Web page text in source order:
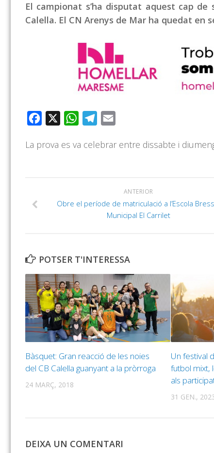
El campionat s’ha disputat aquest cap
Calella. El CN Arenys de Mar ha quedat en
Facebook WhatsAppTelegram
La prova es va celebrar entre dissabte i
ANTERIOR
Obre el període de matriculació a l’Escola
Municipal El Carrilet
POTSER T'INTERESSA
Bàsquet: Gran reacció de les noies
del CB Calella guanyant a la pròrroga
24 MARÇ, 2018
Un festival
futbol mixt,
als
31 GEN.,
DEIXA UN COMENTARI